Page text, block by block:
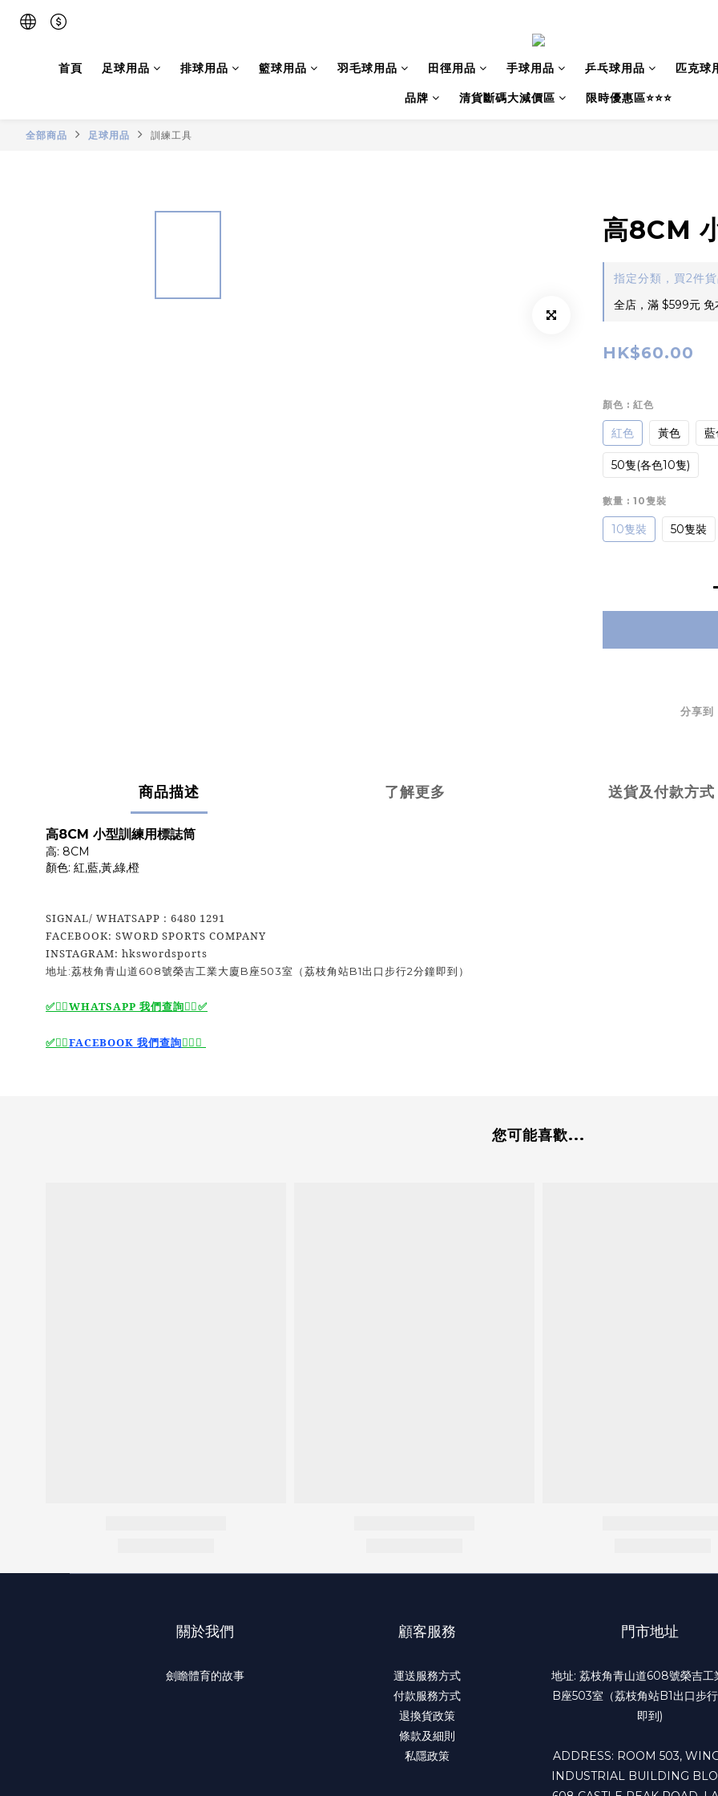
首頁 足球用品 排球用品 籃球用品 羽毛球用品 田徑用品 手球用品 乒乓球用品 匹克球
品牌 清貨斷碼大減價區 限時優惠區⭐⭐⭐
全部商品 足球用品 訓練工具
高8CM
指定分類，買2件
全店，滿 $599元 免
HK$60.00
顏色 : 紅色
紅色 黃色 藍
50隻(各色10隻)
數量 : 10隻裝
10隻裝 50隻裝
分享到
商品描述 了解更多 送貨及付款方式
高8CM 小型訓練用標誌筒
高: 8CM
顏色: 紅,藍,黃,綠,橙
SIGNAL/ WHATSAPP : 6480 1291
FACEBOOK: SWORD SPORTS COMPANY
INSTAGRAM: hkswordsports
地址:荔枝角青山道608號榮吉工業大廈B座503室（荔枝角站B1出口步行2分鐘即到）
✅🙆‍♂️ WHATSAPP 我們查詢 🙆‍♂️ ✅
✅🙆‍♂️FACEBOOK 我們查詢🙆‍♂️✅
您可能喜歡...
關於我們
劍瞻體育的故事
顧客服務
運送服務方式
付款服務方式
退換貨政策
條款及細則
私隱政策
門市地址
地址: 荔枝角青山道608號榮吉工
B座503室（荔枝角站B1出口步
即到)
ADDRESS: ROOM 503,
INDUSTRIAL BUILDING